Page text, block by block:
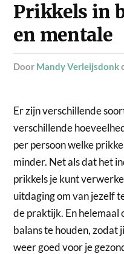
Prikkels in
en mentale
door Mandy Verleijsdonk
Er zijn verschillende
verschillende
per persoon welke
minder. Net als dat het
prikkels je kunt
uitdaging om van jezelf
de praktijk. En helemaal
balans te houden, zodat
weer goed voor je